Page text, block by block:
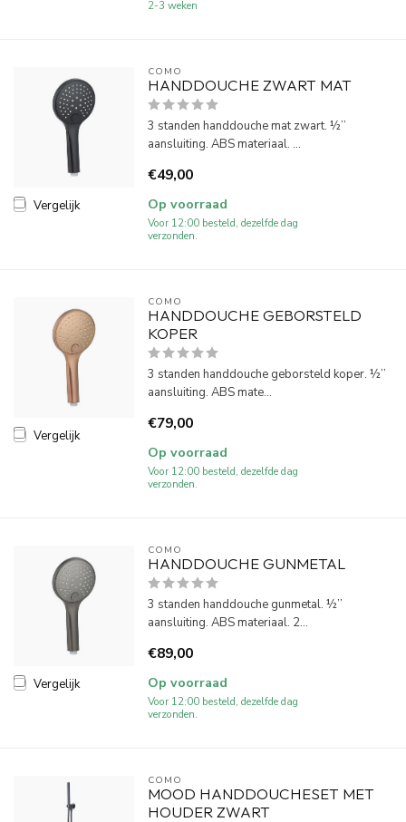
2-3 weken
Vergelijk
COMO
HANDDOUCHE ZWART MAT
3 standen handdouche mat zwart. ½’’
aansluiting. ABS materiaal. ...
€49,00
Op voorraad
Voor 12:00 besteld, dezelfde dag
verzonden.
Vergelijk
COMO
HANDDOUCHE GEBORSTELD
KOPER
3 standen handdouche geborsteld koper. ½’’
aansluiting. ABS mate...
€79,00
Op voorraad
Voor 12:00 besteld, dezelfde dag
verzonden.
Vergelijk
COMO
HANDDOUCHE GUNMETAL
3 standen handdouche gunmetal. ½’’
aansluiting. ABS materiaal. 2...
€89,00
Op voorraad
Voor 12:00 besteld, dezelfde dag
verzonden.
COMO
MOOD HANDDOUCHESET MET
HOUDER ZWART